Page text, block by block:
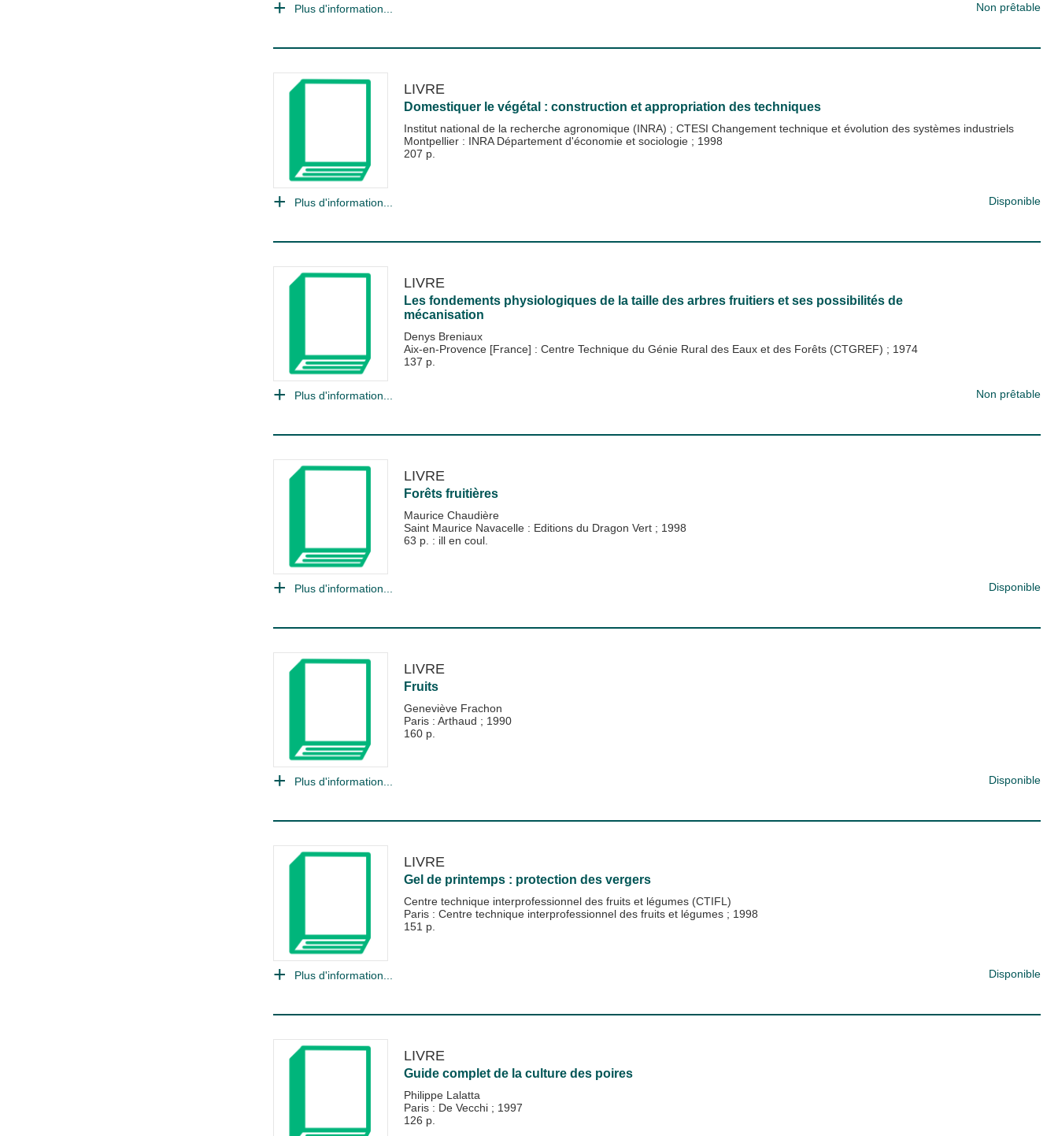
Plus d'information... Non prêtable
LIVRE
Domestiquer le végétal : construction et appropriation des techniques
Institut national de la recherche agronomique (INRA) ; CTESI Changement technique et évolution des systèmes industriels
Montpellier : INRA Département d'économie et sociologie ; 1998
207 p.
Plus d'information... Disponible
LIVRE
Les fondements physiologiques de la taille des arbres fruitiers et ses possibilités de
mécanisation
Denys Breniaux
Aix-en-Provence [France] : Centre Technique du Génie Rural des Eaux et des Forêts (CTGREF) ; 1974
137 p.
Plus d'information... Non prêtable
LIVRE
Forêts fruitières
Maurice Chaudière
Saint Maurice Navacelle : Editions du Dragon Vert ; 1998
63 p. : ill en coul.
Plus d'information... Disponible
LIVRE
Fruits
Geneviève Frachon
Paris : Arthaud ; 1990
160 p.
Plus d'information... Disponible
LIVRE
Gel de printemps : protection des vergers
Centre technique interprofessionnel des fruits et légumes (CTIFL)
Paris : Centre technique interprofessionnel des fruits et légumes ; 1998
151 p.
Plus d'information... Disponible
LIVRE
Guide complet de la culture des poires
Philippe Lalatta
Paris : De Vecchi ; 1997
126 p.